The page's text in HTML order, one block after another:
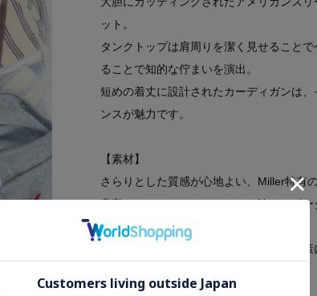
ット。
タンクトップは肩周りを潔く見せること
ることで知的な佇まいを演出。
短めの着丈に設計されたカーディガンは
ンスが魅力です。
【素材】
さらりとした質感が心地よい、Miller特有
豊富なカラーバリエーションを誇り、ボ
楽しめます。
五分袖のカーディガンは、真夏の冷房対